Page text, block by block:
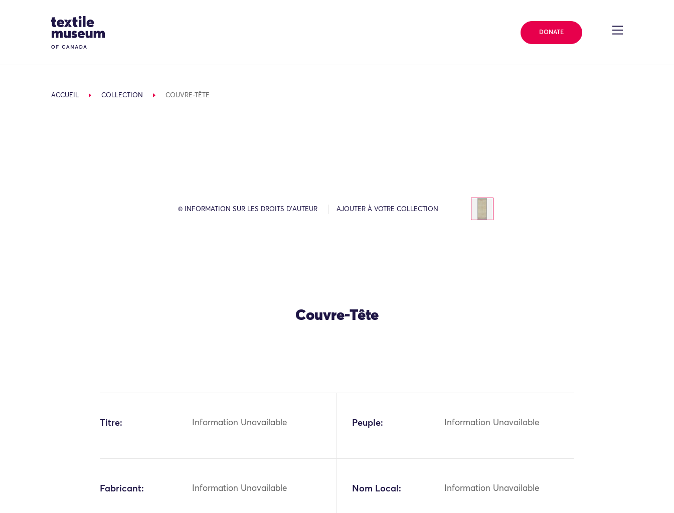
Site Logo
DONATE
ACCUEIL COLLECTION COUVRE-TÊTE
© INFORMATION SUR LES DROITS D’AUTEUR AJOUTER À VOTRE COLLECTION
Couvre-Tête
Titre: Information Unavailable Peuple: Information Unavailable
Fabricant: Information Unavailable Nom Local: Information Unavailable